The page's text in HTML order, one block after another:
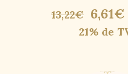
13,22€ 6,61€
21% de